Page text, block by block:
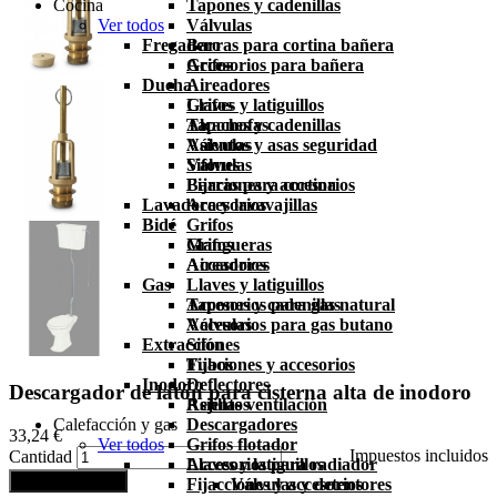
Tapones y cadenillas
Válvulas
Barras para cortina bañera
Accesorios para bañera
Ducha
Grifos
Alcachofas
Asientos y asas seguridad
Válvulas
Barras para cortina
Accesorios
Bidé
Grifos
Aireadores
Llaves y latiguillos
Tapones y cadenillas
Válvulas
Sifones
Fijaciones y accesorios
Inodoro
Asientos
Descargadores
Grifos flotador
Llaves y latiguillos
Fijacciones y accesorios
Cocina
Ver todos
Fregadero
Grifos
Aireadores
Llaves y latiguillos
Tapones y cadenillas
Válvulas
Sifones
Fijaciones y accesorios
Lavadora y lavavajillas
Grifos
Mangueras
Accesorios
Gas
Accesorios para gas natural
Accesorios para gas butano
Extracción
Tubos
Deflectores
Rejillas ventilación
Calefacción y gas
Ver todos
Accesorios para radiador
Válvulas y detentores
Descargador de latón para cisterna alta de inodoro
33,24 €
Impuestos incluidos
Cantidad